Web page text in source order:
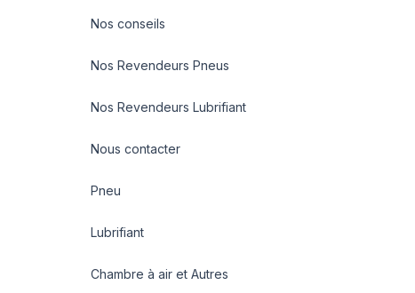
Nos conseils
Nos Revendeurs Pneus
Nos Revendeurs Lubrifiant
Nous contacter
Pneu
Lubrifiant
Chambre à air et Autres